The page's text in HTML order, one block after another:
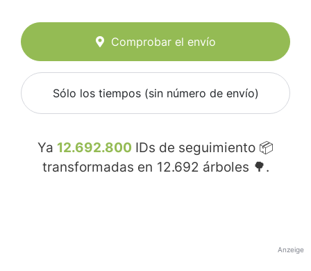
Comprobar el envío
Sólo los tiempos (sin número de envío)
Ya 12.692.800 IDs de seguimiento 📦
transformadas en 12.692 árboles 🌳.
Anzeige